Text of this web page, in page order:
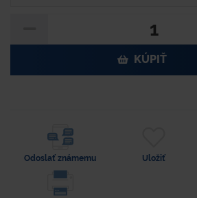
KÚPIŤ
Odoslať známemu Uložiť